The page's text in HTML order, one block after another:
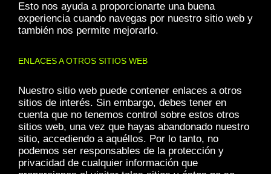
Esto nos ayuda a proporcionarte una buena
experiencia cuando navegas por nuestro sitio web y
también nos permite mejorarlo.
ENLACES A OTROS SITIOS WEB
Nuestro sitio web puede contener enlaces a otros
sitios de interés. Sin embargo, debes tener en
cuenta que no tenemos control sobre estos otros
sitios web, una vez que hayas abandonado nuestro
sitio, accediendo a aquéllos. Por lo tanto, no
podemos ser responsables de la protección y
privacidad de cualquier información que